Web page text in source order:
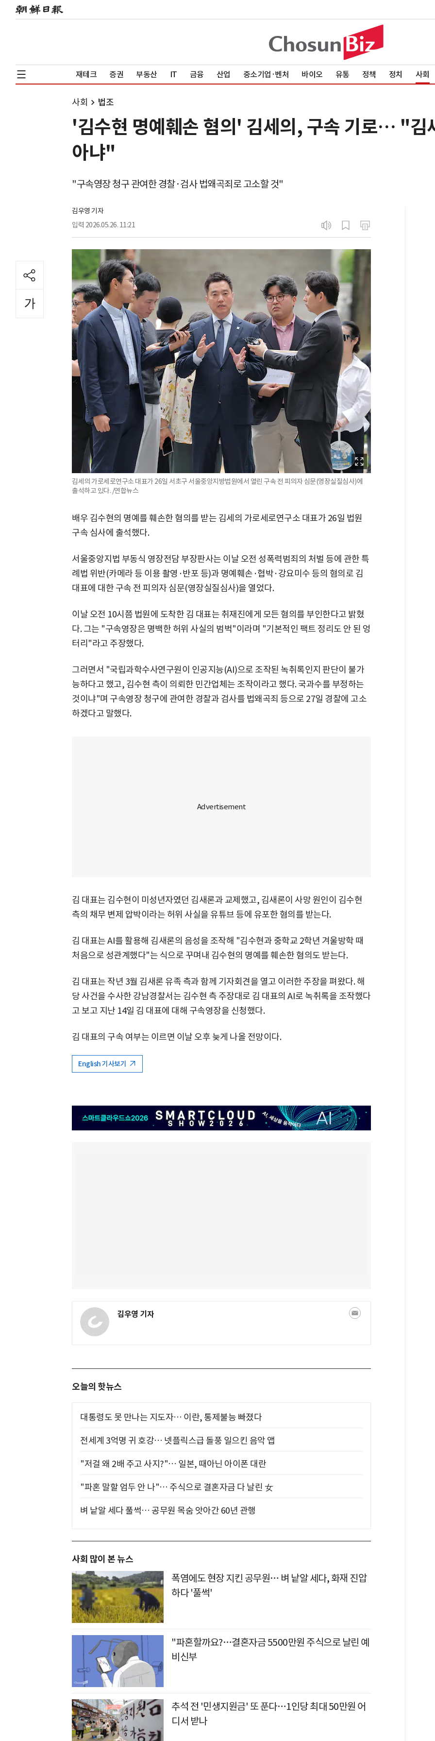
재테크 증권 부동산 IT 금융 산업 중소기업·벤처 바이오 유통 정책 정치 사회
사회 법조
'김수현 명예훼손 혐의' 김세의, 구속 기로… "김
아냐"
"구속영장 청구 관여한 경찰·검사 법왜곡죄로 고소할 것"
김우영 기자
입력 2026.05.26. 11:21
김세의 가로세로연구소 대표가 26일 서초구 서울중앙지방법원에서 열린 구속 전 피의자 심문(영장실질심사)에
출석하고 있다. /연합뉴스
배우 김수현의 명예를 훼손한 혐의를 받는 김세의 가로세로연구소 대표가 26일 법원
구속 심사에 출석했다.
서울중앙지법 부동식 영장전담 부장판사는 이날 오전 성폭력범죄의 처벌 등에 관한 특
례법 위반(카메라 등 이용 촬영·반포 등)과 명예훼손·협박·강요미수 등의 혐의로 김
대표에 대한 구속 전 피의자 심문(영장실질심사)을 열었다.
이날 오전 10시쯤 법원에 도착한 김 대표는 취재진에게 모든 혐의를 부인한다고 밝혔
다. 그는 "구속영장은 명백한 허위 사실의 범벅"이라며 "기본적인 팩트 정리도 안 된 엉
터리"라고 주장했다.
그러면서 "국립과학수사연구원이 인공지능(AI)으로 조작된 녹취록인지 판단이 불가
능하다고 했고, 김수현 측이 의뢰한 민간업체는 조작이라고 했다. 국과수를 부정하는
것이냐"며 구속영장 청구에 관여한 경찰과 검사를 법왜곡죄 등으로 27일 경찰에 고소
하겠다고 말했다.
김 대표는 김수현이 미성년자였던 김새론과 교제했고, 김새론이 사망 원인이 김수현
측의 채무 변제 압박이라는 허위 사실을 유튜브 등에 유포한 혐의를 받는다.
김 대표는 AI를 활용해 김새론의 음성을 조작해 "김수현과 중학교 2학년 겨울방학 때
처음으로 성관계했다"는 식으로 꾸며내 김수현의 명예를 훼손한 혐의도 받는다.
김 대표는 작년 3월 김새론 유족 측과 함께 기자회견을 열고 이러한 주장을 펴왔다. 해
당 사건을 수사한 강남경찰서는 김수현 측 주장대로 김 대표의 AI로 녹취록을 조작했다
고 보고 지난 14일 김 대표에 대해 구속영장을 신청했다.
김 대표의 구속 여부는 이르면 이날 오후 늦게 나올 전망이다.
English 기사보기
김우영 기자
오늘의 핫뉴스
대통령도 못 만나는 지도자… 이란, 통제불능 빠졌다
전세계 3억명 귀 호강… 넷플릭스급 돌풍 일으킨 음악 앱
"저걸 왜 2배 주고 사지?"… 일본, 때아닌 아이폰 대란
"파혼 말할 엄두 안 나"… 주식으로 결혼자금 다 날린 女
벼 낱알 세다 풀썩… 공무원 목숨 앗아간 60년 관행
사회 많이 본 뉴스
폭염에도 현장 지킨 공무원… 벼 낱알 세다, 화재 진압
하다 '풀썩'
"파혼할까요?…결혼자금 5500만원 주식으로 날린 예
비신부
추석 전 '민생지원금' 또 푼다…1인당 최대 50만원 어
디서 받나